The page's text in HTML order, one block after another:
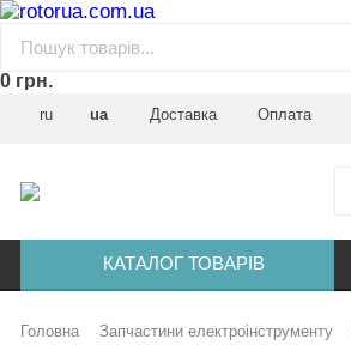
0 грн.
ru ua Доставка Оплата
КАТАЛОГ ТОВАРІВ
Головна Запчастини електроінструменту